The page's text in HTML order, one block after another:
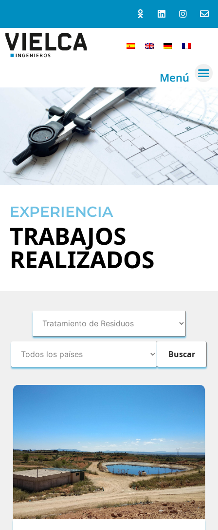
Menú
EXPERIENCIA
TRABAJOS
REALIZADOS